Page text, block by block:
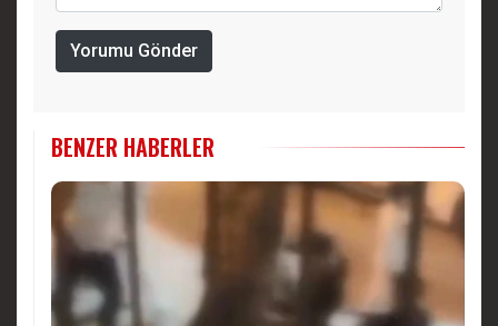
Yorumu Gönder
BENZER HABERLER